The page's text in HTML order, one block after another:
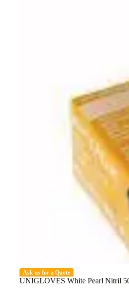
Ask us for a Quote
UNIGLOVES White Pearl Nitril